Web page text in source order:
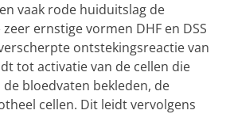
vaak rode huiduitslag de
zeer ernstige vormen DHF en DSS
ontstekingsreactie van
tot activatie van de cellen die
bloedvaten bekleden, de
cellen. Dit leidt vervolgens